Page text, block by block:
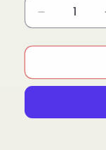
Minska
kvantitet
för
100
för